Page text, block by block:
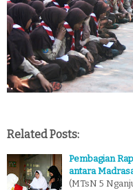
Related Posts:
Pembagian
antara
(MTsN 5